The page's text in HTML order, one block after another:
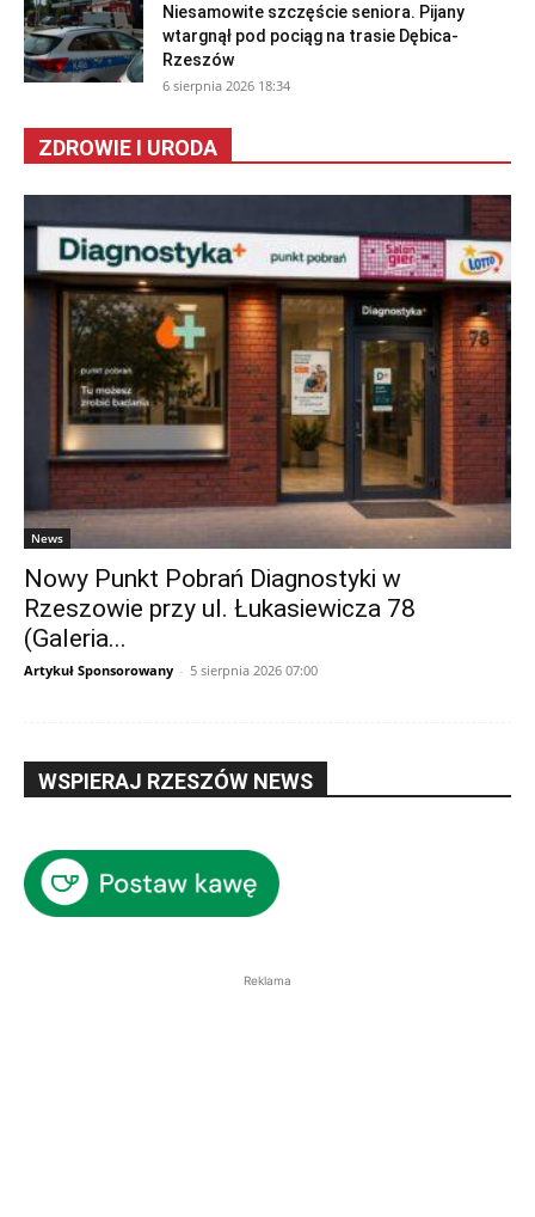
Niesamowite szczęście seniora. Pijany
wtargnął pod pociąg na trasie Dębica-
Rzeszów
6 sierpnia 2026 18:34
ZDROWIE I URODA
News
Nowy Punkt Pobrań Diagnostyki w
Rzeszowie przy ul. Łukasiewicza 78
(Galeria...
Artykuł Sponsorowany - 5 sierpnia 2026 07:00
WSPIERAJ RZESZÓW NEWS
Reklama